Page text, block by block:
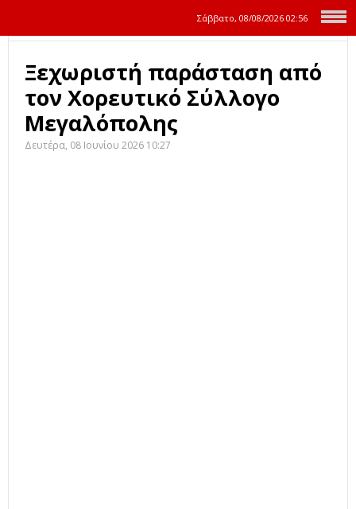
Σάββατο, 08/08/2026 02:56
Ξεχωριστή παράσταση από
τον Χορευτικό Σύλλογο
Μεγαλόπολης
Δευτέρα, 08 Ιουνίου 2026 10:27